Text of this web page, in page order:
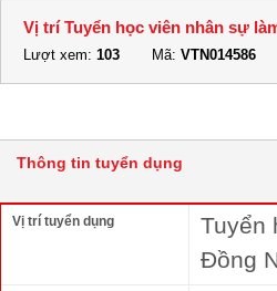
Vị trí Tuyển học viên nhân sự
Lượt xem: 103 Mã: VTN014586
Thông tin tuyển dụng
Vị trí tuyển dụng
Tuyển
Đồng